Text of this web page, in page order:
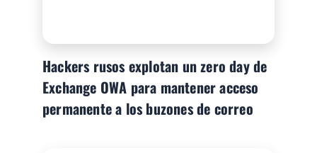
Hackers rusos explotan un zero day de
Exchange OWA para mantener acceso
permanente a los buzones de correo